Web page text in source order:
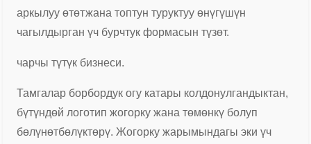
аркылуу өтөтжана топтун туруктуу өнүгүшүн
чагылдырган үч бурчтук формасын түзөт.
чарчы түтүк бизнеси.
Тамгалар борбордук огу катары колдонулгандыктан,
бүтүндөй логотип жогорку жана төмөнкү болуп
бөлүнөтбөлүктөрү. Жогорку жарымындагы эки үч